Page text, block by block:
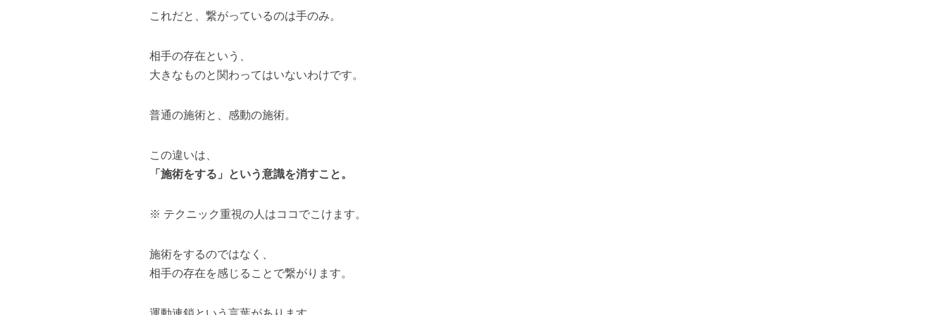
これだと、繋がっているのは手のみ。
相手の存在という、
大きなものと関わってはいないわけです。
普通の施術と、感動の施術。
この違いは、
「施術をする」という意識を消すこと。
※ テクニック重視の人はココでこけます。
施術をするのではなく、
相手の存在を感じることで繋がります。